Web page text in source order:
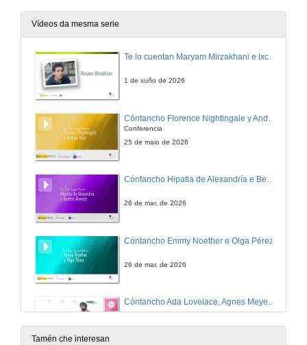
Vídeos da mesma serie
Te lo cuentan Maryam Mirzakhani e Ixchel D. Gutiérrez
1 de xuño de 2026
Conferencia
25 de maio de 2026
Cóntancho Hipatia de Alexandría e Beatriz Álvarez
26 de mar. de 2026
Cóntancho Emmy Noether e Olga Pérez
26 de mar. de 2026
Cóntancho Ada Lovelace, Agnes Meyer Driscoll e Xabier García.
15 de dec. de 2025
Tamén che interesan